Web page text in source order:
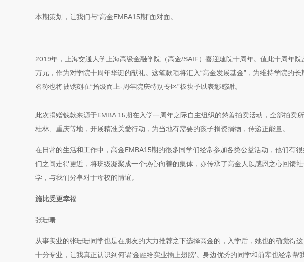
本期策划，让我们与“高金EMBA15期”面对面。
2019年，上海交通大学上海高级金融学院（高金/SAIF）喜迎建院十周年。值此十周年
万元，作为对学院十周年华诞的献礼。这笔款项将汇入“高金发展基金”，为维持学院的
名称也将被镌刻在“拾级而上-周年院庆特别专区”板块予以表彰感谢。
此次捐赠钱款来源于EMBA 15期在入学一周年之际自主组织的慈善拍卖活动，全部拍卖
桂林、重庆等地，开展精准关爱行动，为当地有需要的孩子捐资捐物，传递正能量。
在日常的生活和工作中，高金EMBA15期的很多同学们经常参加各类公益活动，他们有
们之间走得更近，将班级凝聚成一个热心向善的集体，亦传承了高金人以感恩之心回馈
学，与我们分享对于母校的情谊。
施比受更幸福
张珊珊
从事实业的张珊珊同学也是在朋友的大力推荐之下选择高金的，入学后，她也的确觉得
十分专业，让我真正认识到何谓‘金融给实业插上翅膀’。身边优秀的同学和前辈也经常帮